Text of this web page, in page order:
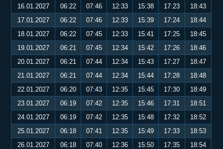
16.01.2027
06:22 07:46 12:33 15:38 17:23
18:43
17.01.2027
06:22 07:46 12:33 15:39 17:24
18:44
18.01.2027
06:22 07:45 12:33 15:41 17:25
18:45
19.01.2027
06:21 07:45 12:34 15:42 17:26
18:46
20.01.2027
06:21 07:44 12:34 15:43 17:27
18:47
21.01.2027
06:21 07:44 12:34 15:44 17:28
18:48
22.01.2027
06:20 07:43 12:35 15:45 17:30
18:49
23.01.2027
06:19 07:42 12:35 15:46 17:31
18:51
24.01.2027
06:19 07:42 12:35 15:48 17:32
18:52
25.01.2027
06:18 07:41 12:35 15:49 17:33
18:53
26.01.2027
06:18 07:40 12:36 15:50 17:35
18:54